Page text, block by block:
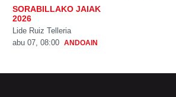
SORABILLAKO JAIAK
2026
Lide Ruiz Telleria
abu 07, 08:00 ANDOAIN